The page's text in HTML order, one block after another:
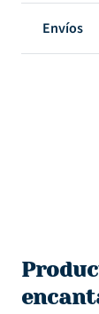
Envíos